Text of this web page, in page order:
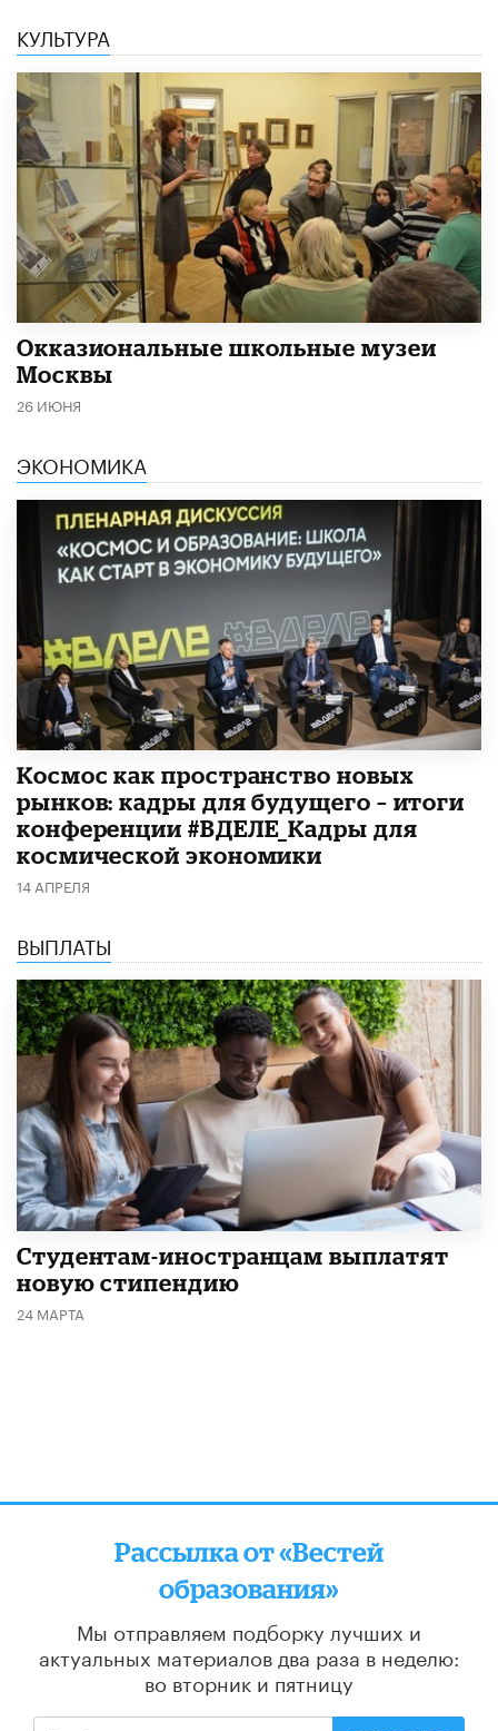
КУЛЬТУРА
​Окказиональные школьные музеи
Москвы
26 ИЮНЯ
ЭКОНОМИКА
Космос как пространство новых
рынков: кадры для будущего – итоги
конференции #ВДЕЛЕ_Кадры для
космической экономики
14 АПРЕЛЯ
ВЫПЛАТЫ
Студентам-иностранцам выплатят
новую стипендию
24 МАРТА
Рассылка от «Вестей
образования»
Мы отправляем подборку лучших и
актуальных материалов два раза в неделю:
во вторник и пятницу